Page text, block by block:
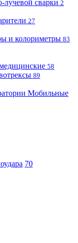
лучевой сварки 2
27
и колориметры 83
58
89
Мобильные
70